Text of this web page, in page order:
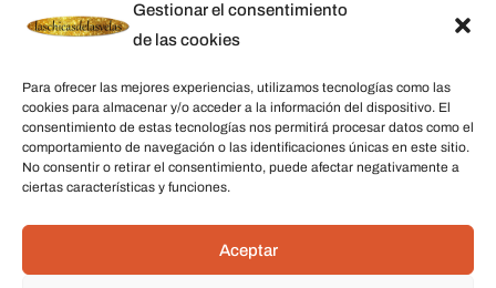
Gestionar el consentimiento
de las cookies
Para ofrecer las mejores experiencias, utilizamos tecnologías como las
cookies para almacenar y/o acceder a la información del dispositivo. El
consentimiento de estas tecnologías nos permitirá procesar datos como el
comportamiento de navegación o las identificaciones únicas en este sitio.
No consentir o retirar el consentimiento, puede afectar negativamente a
ciertas características y funciones.
Aceptar
Categorías
Velas
Inciensos
Aceites esenciales
Aguas rituales y colonias
Datos De Contacto
Dirección:C/ Stella Maris, 20 50015 Zaragoza